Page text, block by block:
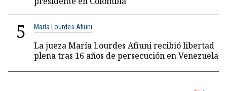
5 María Lourdes Afiuni
La jueza María Lourdes Afiuni recibió libertad
plena tras 16 años de persecución en Venezuela